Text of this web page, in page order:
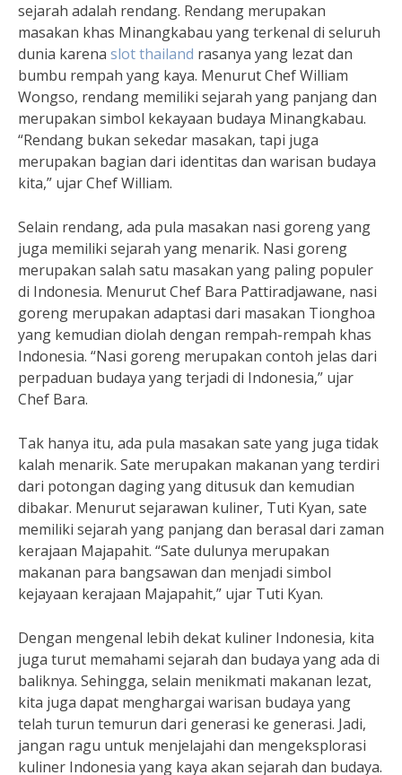
sejarah adalah rendang. Rendang merupakan
masakan khas Minangkabau yang terkenal di seluruh
dunia karena slot thailand rasanya yang lezat dan
bumbu rempah yang kaya. Menurut Chef William
Wongso, rendang memiliki sejarah yang panjang dan
merupakan simbol kekayaan budaya Minangkabau.
“Rendang bukan sekedar masakan, tapi juga
merupakan bagian dari identitas dan warisan budaya
kita,” ujar Chef William.
Selain rendang, ada pula masakan nasi goreng yang
juga memiliki sejarah yang menarik. Nasi goreng
merupakan salah satu masakan yang paling populer
di Indonesia. Menurut Chef Bara Pattiradjawane, nasi
goreng merupakan adaptasi dari masakan Tionghoa
yang kemudian diolah dengan rempah-rempah khas
Indonesia. “Nasi goreng merupakan contoh jelas dari
perpaduan budaya yang terjadi di Indonesia,” ujar
Chef Bara.
Tak hanya itu, ada pula masakan sate yang juga tidak
kalah menarik. Sate merupakan makanan yang terdiri
dari potongan daging yang ditusuk dan kemudian
dibakar. Menurut sejarawan kuliner, Tuti Kyan, sate
memiliki sejarah yang panjang dan berasal dari zaman
kerajaan Majapahit. “Sate dulunya merupakan
makanan para bangsawan dan menjadi simbol
kejayaan kerajaan Majapahit,” ujar Tuti Kyan.
Dengan mengenal lebih dekat kuliner Indonesia, kita
juga turut memahami sejarah dan budaya yang ada di
baliknya. Sehingga, selain menikmati makanan lezat,
kita juga dapat menghargai warisan budaya yang
telah turun temurun dari generasi ke generasi. Jadi,
jangan ragu untuk menjelajahi dan mengeksplorasi
kuliner Indonesia yang kaya akan sejarah dan budaya.